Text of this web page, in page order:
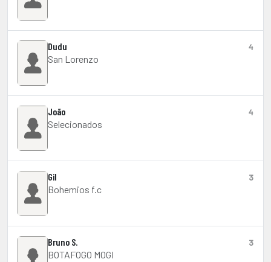
Dudu
San Lorenzo
4
João
Selecionados
4
Gil
Bohemios f.c
3
Bruno S.
BOTAFOGO MOGI
3